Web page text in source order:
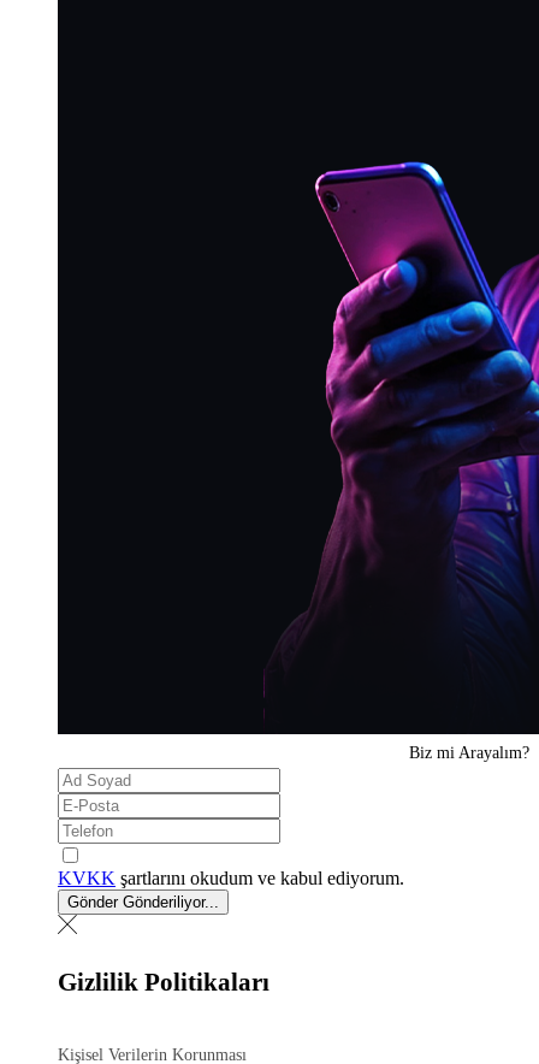
Biz mi Arayalım?
KVKK şartlarını okudum ve kabul ediyorum.
Gönder Gönderiliyor...
Gizlilik Politikaları
Kişisel Verilerin Korunması